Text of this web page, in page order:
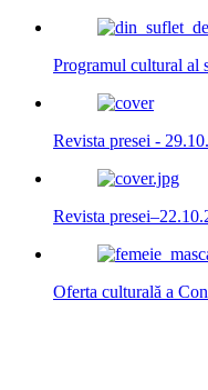
Programul cultural al
Revista presei -
Revista
Oferta culturală a